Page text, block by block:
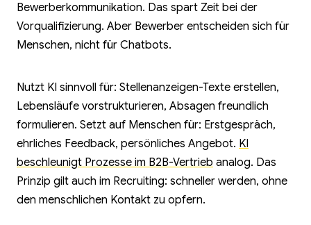
Bewerberkommunikation. Das spart Zeit bei der
Vorqualifizierung. Aber Bewerber entscheiden sich für
Menschen, nicht für Chatbots.
Nutzt KI sinnvoll für: Stellenanzeigen-Texte erstellen,
Lebensläufe vorstrukturieren, Absagen freundlich
formulieren. Setzt auf Menschen für: Erstgespräch,
ehrliches Feedback, persönliches Angebot. KI
beschleunigt Prozesse im B2B-Vertrieb analog. Das
Prinzip gilt auch im Recruiting: schneller werden, ohne
den menschlichen Kontakt zu opfern.